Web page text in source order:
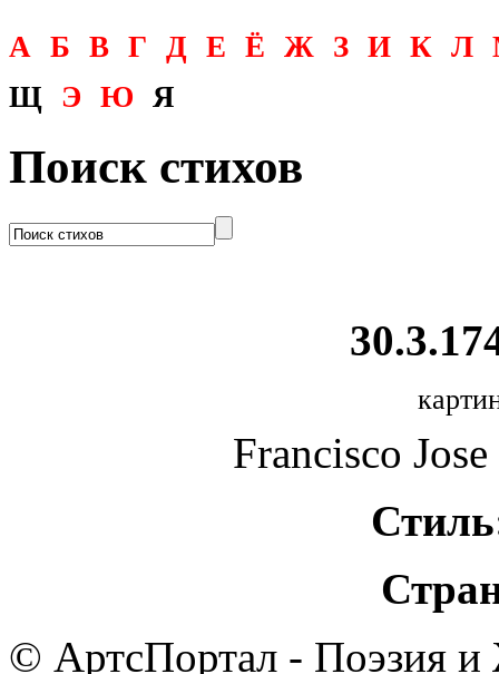
А Б В Г Д Е Ё Ж З И К Л
Щ
Э Ю Я
Поиск стихов
Francisco
© АртсПортал - Поэзия